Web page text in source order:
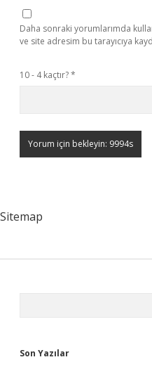
Daha sonraki yorumlarımda
ve site adresim bu tarayıcıya
10 - 4 kaçtır?*
Sitemap
Son Yazılar